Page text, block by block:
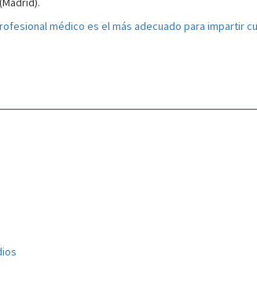
médico es el más adecuado para impartir